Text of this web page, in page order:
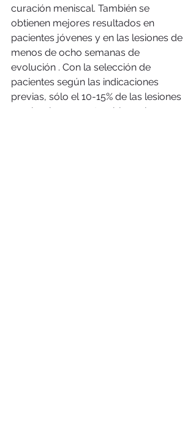
curación meniscal. También se
obtienen mejores resultados en
pacientes jóvenes y en las lesiones de
menos de ocho semanas de
evolución . Con la selección de
pacientes según las indicaciones
previas, sólo el 10-15% de las lesiones
meniscales son suturables, y la